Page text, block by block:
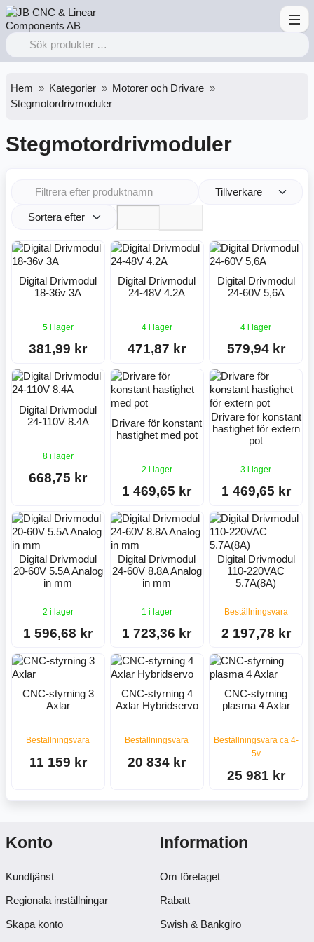
Hem Kategorier
Motorer och Drivare
Stegmotordrivmoduler
Stegmotordrivmoduler
Tillverkare
Sortera efter
Digital Drivmodul
18-36v 3A
5 i lager
381,99 kr
Digital Drivmodul
24-48V 4.2A
4 i lager
471,87 kr
Digital Drivmodul
24-60V 5,6A
4 i lager
579,94 kr
Digital Drivmodul
24-110V 8.4A
8 i lager
668,75 kr
Drivare för konstant
hastighet med pot
2 i lager
1 469,65 kr
Drivare för konstant
hastighet för extern
pot
3 i lager
1 469,65 kr
Digital Drivmodul
20-60V 5.5A Analog
in mm
2 i lager
1 596,68 kr
Digital Drivmodul
24-60V 8.8A Analog
in mm
1 i lager
1 723,36 kr
Digital Drivmodul
110-220VAC
5.7A(8A)
Beställningsvara
2 197,78 kr
CNC-styrning 3
Axlar
Beställningsvara
11 159 kr
CNC-styrning 4
Axlar Hybridservo
Beställningsvara
20 834 kr
CNC-styrning
plasma 4 Axlar
Beställningsvara ca 4-
5v
25 981 kr
Konto
Kundtjänst
Regionala inställningar
Skapa konto
Information
Om företaget
Rabatt
Swish & Bankgiro